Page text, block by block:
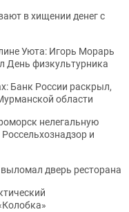
в хищении денег с
Уюта: Игорь Морарь
День физкультурника
Банк России раскрыл,
области
нелегальную
и
дверь ресторана